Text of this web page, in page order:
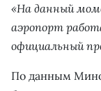
«На данный
аэропорт
официальный
По данным